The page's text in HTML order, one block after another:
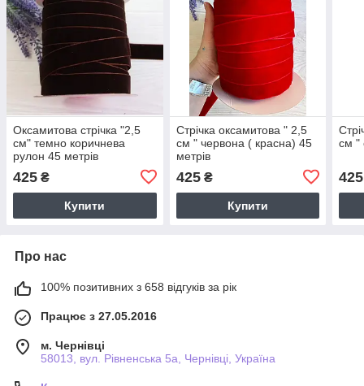
Оксамитова стрічка "2,5
см" темно коричнева
рулон 45 метрів
425 ₴
Купити
Стрічка оксамитова " 2,5
см " червона ( красна) 45
метрів
425₴
Купити
см "
425
Про нас
100% позитивних з 658 відгуків за рік
Працює з 27.05.2016
м. Чернівці
58013, вул. Рівненська 5а, Чернівці, Україна